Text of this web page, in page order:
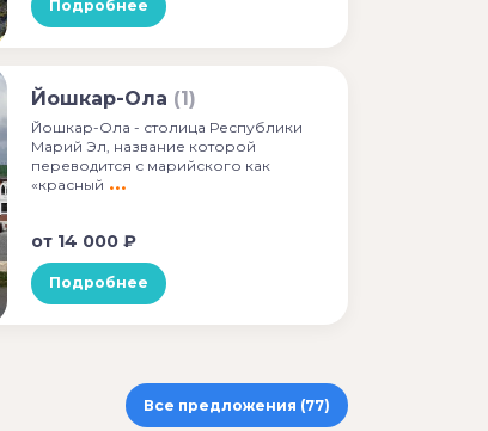
Подробнее
Йошкар-Ола (1)
Йошкар-Ола - столица Республики
Марий Эл, название которой
переводится с марийского как
«красный
от 14 000 ₽
Подробнее
Все предложения (77)